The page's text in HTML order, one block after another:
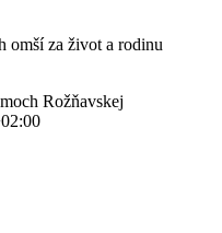
omší za život a rodinu
Rožňavskej